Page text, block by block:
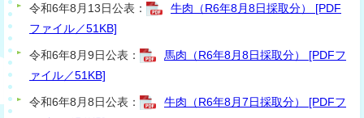
令和6年8月13日公表：
牛肉（R6年8月8日採取分） [PDF
ファイル／51KB]
令和6年8月9日公表：
馬肉（R6年8月8日採取分） [PDFフ
ァイル／51KB]
令和6年8月8日公表：
牛肉（R6年8月7日採取分） [PDFフ